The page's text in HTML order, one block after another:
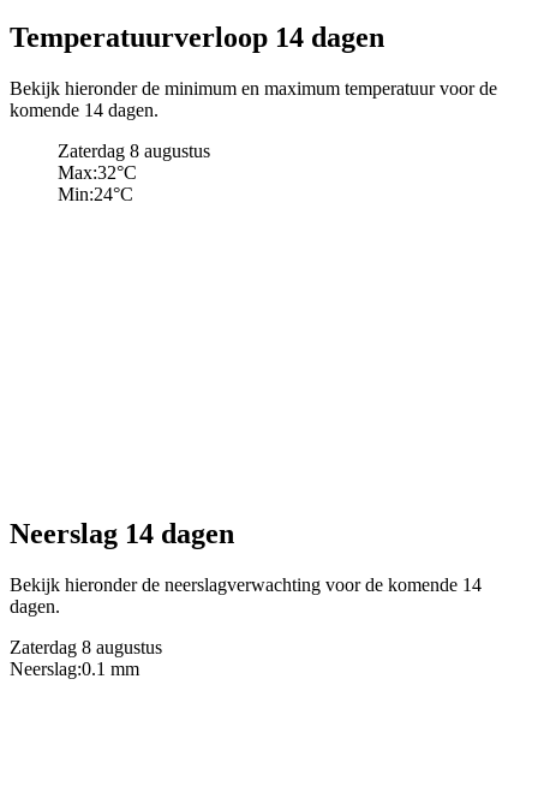
Temperatuurverloop 14 dagen
Bekijk hieronder de minimum en maximum temperatuur voor de
komende 14 dagen.
Zaterdag 8 augustus
Max:32°C
Min:24°C
Neerslag 14 dagen
Bekijk hieronder de neerslagverwachting voor de komende 14
dagen.
Zaterdag 8 augustus
Neerslag:0.1 mm